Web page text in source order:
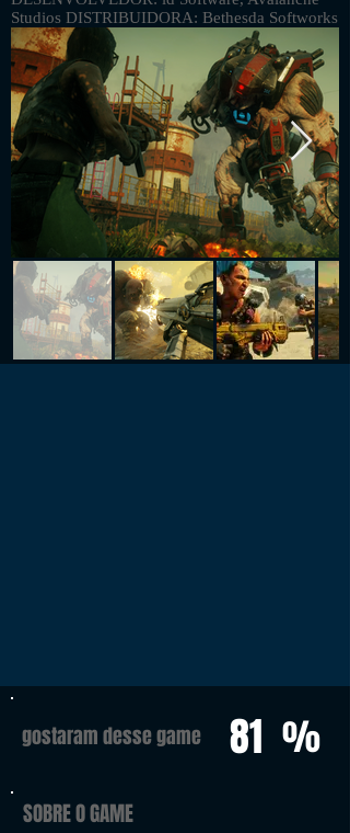
Studios DISTRIBUIDORA: Bethesda Softworks
gostaram desse game 81 %
SOBRE O GAME